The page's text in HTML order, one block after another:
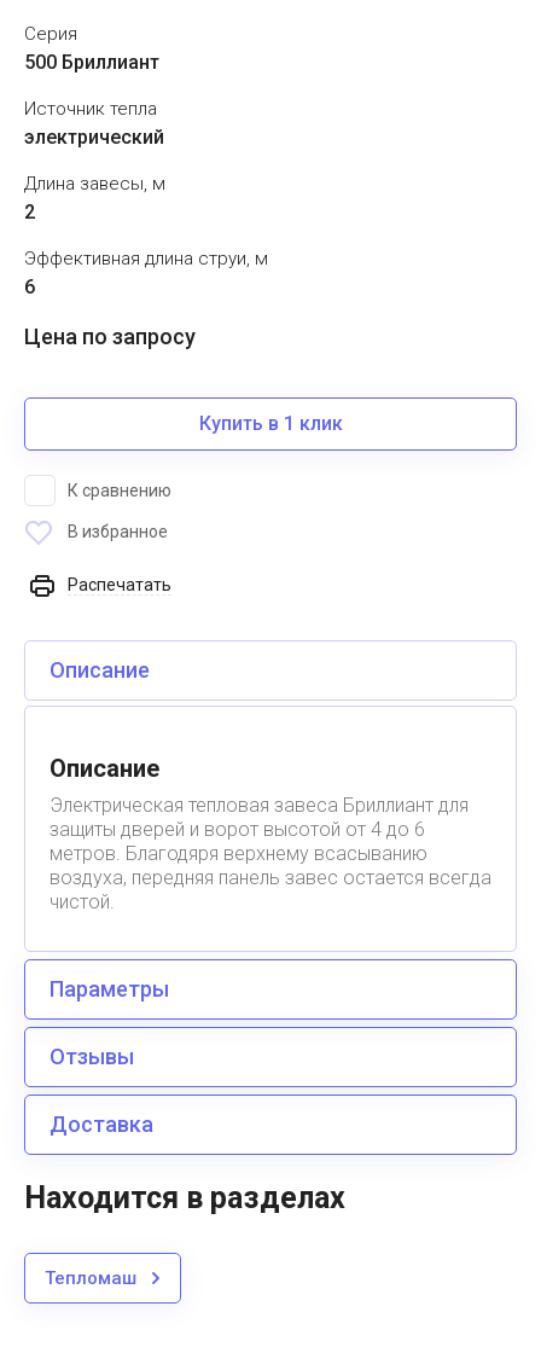
Серия
500 Бриллиант
Источник тепла
электрический
Длина завесы, м
2
Эффективная длина струи, м
6
Цена по запросу
Купить в 1 клик
К сравнению
В избранное
Распечатать
Описание
Описание
Электрическая тепловая завеса Бриллиант для
защиты дверей и ворот высотой от 4 до 6
метров. Благодяря верхнему всасыванию
воздуха, передняя панель завес остается всегда
чистой.
Параметры
Отзывы
Доставка
Находится в разделах
Тепломаш